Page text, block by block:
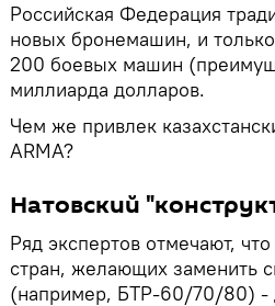
Российская Федерация
новых бронемашин, и
200 боевых машин
миллиарда долларов.
Чем же привлек
ARMA?
Натовский
Ряд экспертов отмечают,
стран, желающих заменить
(например, БТР-60/70/80) -